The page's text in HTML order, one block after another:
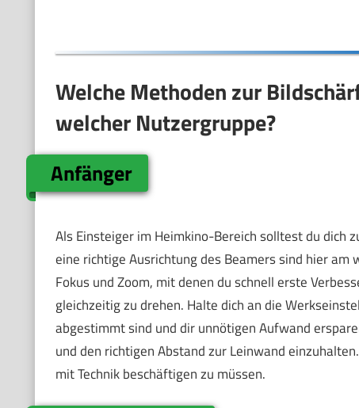
Welche Methoden zur
welcher Nutzergruppe?
Anfänger
Als Einsteiger im Heimkino-Bereich solltest du dich
eine richtige Ausrichtung des Beamers sind hier
Fokus und Zoom, mit denen du schnell erste
gleichzeitig zu drehen. Halte dich an die
abgestimmt sind und dir unnötigen Aufwand
und den richtigen Abstand zur Leinwand
mit Technik beschäftigen zu müssen.